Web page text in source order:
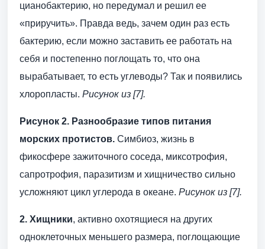
цианобактерию, но передумал и решил ее
«приручить». Правда ведь, зачем один раз есть
бактерию, если можно заставить ее работать на
себя и постепенно поглощать то, что она
вырабатывает, то есть углеводы? Так и появились
хлоропласты. Рисунок из [7].
Рисунок 2. Разнообразие типов питания
морских протистов. Симбиоз, жизнь в
фикосфере зажиточного соседа, миксотрофия,
сапротрофия, паразитизм и хищничество сильно
усложняют цикл углерода в океане. Рисунок из [7].
2. Хищники, активно охотящиеся на других
одноклеточных меньшего размера, поглощающие